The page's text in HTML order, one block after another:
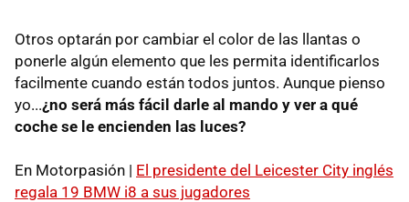
Otros optarán por cambiar el color de las llantas o
ponerle algún elemento que les permita identificarlos
facilmente cuando están todos juntos. Aunque pienso
yo...¿no será más fácil darle al mando y ver a qué
coche se le encienden las luces?
En Motorpasión | El presidente del Leicester City inglés
regala 19 BMW i8 a sus jugadores